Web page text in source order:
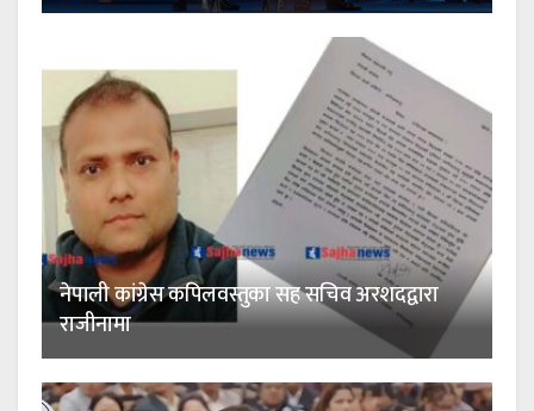
नेपाली कांग्रेस कपिलवस्तुका सह सचिव अरशदद्वारा
राजीनामा